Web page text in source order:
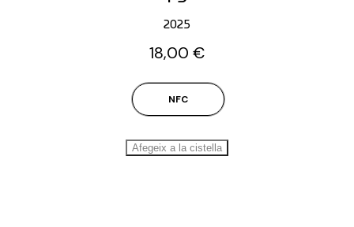
2025
18,00 €
NFC
Afegeix a la cistella